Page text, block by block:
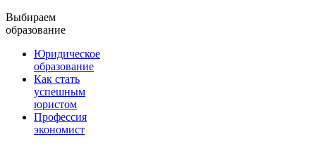
Выбираем
образование
Юридическое
образование
Как стать
успешным
юристом
Профессия
экономист